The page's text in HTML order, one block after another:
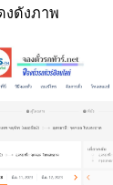
งดังภาพ